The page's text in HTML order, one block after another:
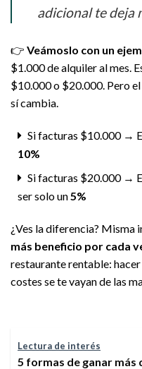
adicional te deja
👉 Veámoslo con un
$1.000 de alquiler al mes.
$10.000 o $20.000. Pero
sí cambia.
Si facturas $10.000 →
10%
Si facturas $20.000 →
ser solo un5%
¿Ves la diferencia? Misma
más beneficio por cada
restaurante rentable:
costes se te vayan de las
Lectura de interés
5 formas de ganar más